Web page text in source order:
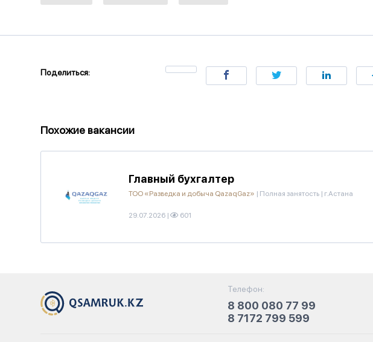
Поделиться:
Похожие вакансии
Главный бухгалтер
ТОО «Разведка и добыча QazaqGaz» | Полная занятость | г.Астана
29.07.2026 | 601
Телефон:
8 800 080 77 99
8 7172 799 599